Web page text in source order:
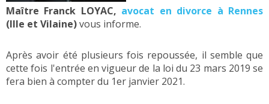
Maître Franck LOYAC, avocat en divorce à Rennes
(Ille et Vilaine)vous informe.
Après avoir été plusieurs fois repoussée, il semble que
cette fois l'entrée en vigueur de la loi du 23 mars 2019 se
fera bien à compter du 1er janvier 2021.